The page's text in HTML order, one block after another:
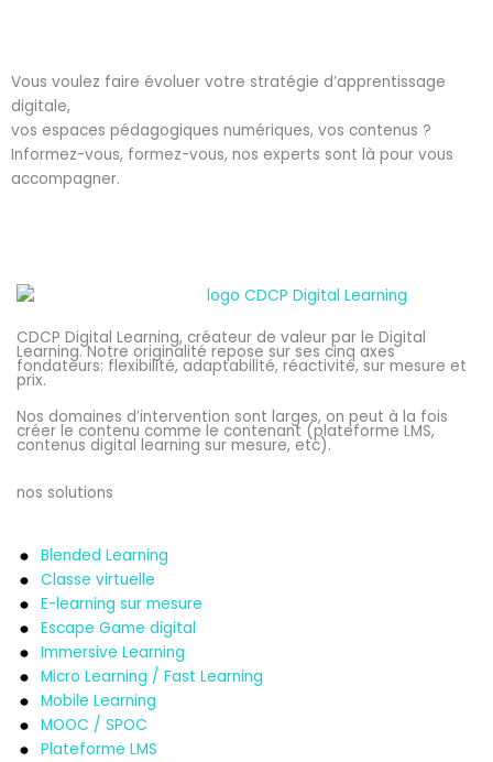
Vous voulez faire évoluer votre stratégie d’apprentissage
digitale,
vos espaces pédagogiques numériques, vos contenus ?
Informez-vous, formez-vous, nos experts sont là pour vous
accompagner.
CDCP Digital Learning, créateur de valeur par le Digital
Learning. Notre originalité repose sur ses cinq axes
fondateurs: flexibilité, adaptabilité, réactivité, sur mesure et
prix.
Nos domaines d’intervention sont larges, on peut à la fois
créer le contenu comme le contenant (plateforme LMS,
contenus digital learning sur mesure, etc).
nos solutions
Blended Learning
Classe virtuelle
E-learning sur mesure
Escape Game digital
Immersive Learning
Micro Learning / Fast Learning
Mobile Learning
MOOC / SPOC
Plateforme LMS